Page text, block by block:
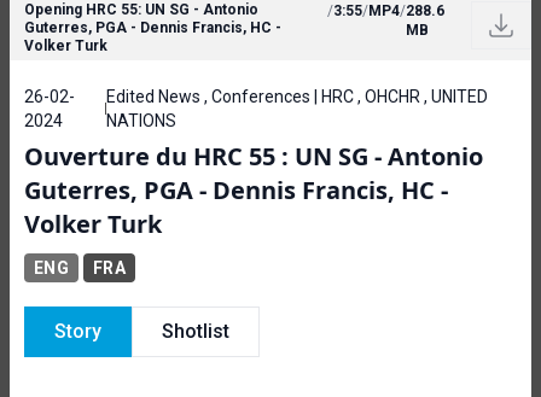
Opening HRC 55: UN SG - Antonio
Guterres, PGA - Dennis Francis, HC -
Volker Turk
/3:55/MP4/288.6
MB
26-02-
2024
Edited News , Conferences | HRC , OHCHR , UNITED
NATIONS
Ouverture du HRC 55 : UN SG - Antonio
Guterres, PGA - Dennis Francis, HC -
Volker Turk
ENG FRA
Story Shotlist